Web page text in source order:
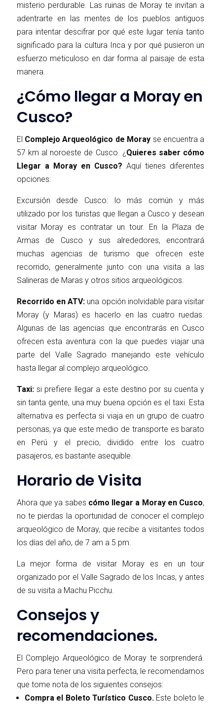
misterio perdurable. Las ruinas de Moray te invitan a
adentrarte en las mentes de los pueblos antiguos
para intentar descifrar por qué este lugar tenía tanto
significado para la cultura Inca y por qué pusieron un
esfuerzo meticuloso en dar forma al paisaje de esta
manera.
¿Cómo llegar a Moray en
Cusco?
El Complejo Arqueológico de Moray se encuentra a
57 km al noroeste de Cusco. ¿ Quieres saber cómo
Llegar a Moray en Cusco?Aquí tienes diferentes
opciones:
Excursión desde Cusco: lo más común y más
utilizado por los turistas que llegan a Cusco y desean
visitar Moray es contratar un tour. En la Plaza de
Armas de Cusco y sus alrededores, encontrará
muchas agencias de turismo que ofrecen este
recorrido, generalmente junto con una visita a las
Salineras de Maras y otros sitios arqueológicos.
Recorrido en ATV: una opción inolvidable para visitar
Moray (y Maras) es hacerlo en las cuatro ruedas.
Algunas de las agencias que encontrarás en Cusco
ofrecen esta aventura con la que puedes viajar una
parte del Valle Sagrado manejando este vehículo
hasta llegar al complejo arqueológico.
Taxi: si prefiere llegar a este destino por su cuenta y
sin tanta gente, una muy buena opción es el taxi. Esta
alternativa es perfecta si viaja en un grupo de cuatro
personas, ya que este medio de transporte es barato
en Perú y el precio, dividido entre los cuatro
pasajeros, es bastante asequible.
Horario de Visita
Ahora que ya sabes cómo llegar a Moray en Cusco,
no te pierdas la oportunidad de conocer el complejo
arqueológico de Moray, que recibe a visitantes todos
los días del año, de 7 am a 5 pm.
La mejor forma de visitar Moray es en un tour
organizado por el Valle Sagrado de los Incas, y antes
de su visita a Machu Picchu.
Consejos y
recomendaciones.
El Complejo Arqueológico de Moray te sorprenderá.
Pero para tener una visita perfecta, le recomendamos
que tome nota de los siguientes consejos:
Compra el Boleto Turístico Cusco.Este boleto le